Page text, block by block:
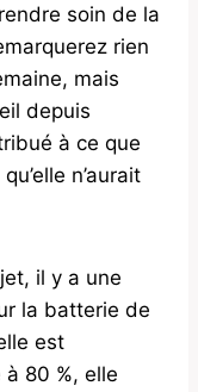
soin de la
rien
mais
depuis
à ce que
n’aurait
il y a une
la batterie de
est
80 %, elle